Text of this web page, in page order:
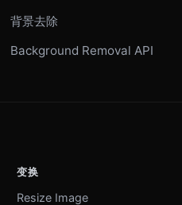
背景去除
Background Removal API
变换
Resize Image